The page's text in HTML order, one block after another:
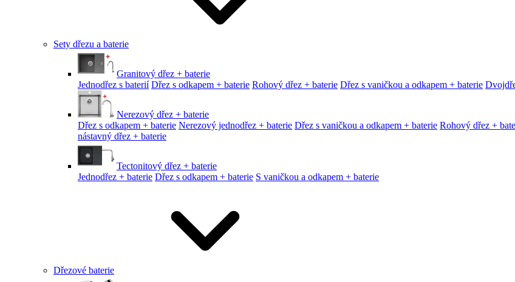
Sety dřezu a baterie
Granitový dřez + baterie
Jednodřez s baterií Dřez s odkapem + baterie Rohový dřez + baterie Dřez s vaničkou a odkapem + baterie
Nerezový dřez + baterie
Dřez s odkapem + baterie Nerezový jednodřez + baterie Dřez s vaničkou a odkapem + baterie Rohový dřez +
nástavný dřez + baterie
Tectonitový dřez + baterie
Jednodřez + baterie Dřez s odkapem + baterie S vaničkou a odkapem + baterie
Dřezové baterie